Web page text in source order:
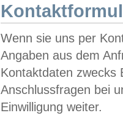
Wenn sie uns per
Angaben aus dem
Kontaktdaten zwecks
Anschlussfragen bei
Einwilligung weiter.